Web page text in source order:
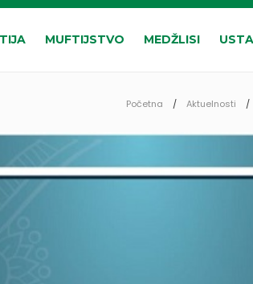
MUFTIJSTVO MEDŽLISI
Početna Aktuelnosti